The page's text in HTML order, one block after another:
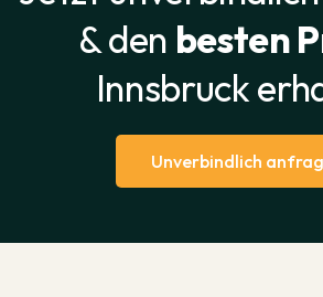
& den besten
Innsbruck
Unverbindlich